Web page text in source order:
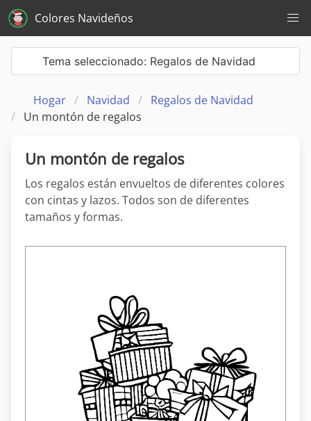
Colores Navideños
Hogar Navidad
Regalos de Navidad
Un montón de regalos
Tema seleccionado: Regalos de Navidad
Un montón de regalos
Los regalos están envueltos de diferentes colores
con cintas y lazos. Todos son de diferentes
tamaños y formas.